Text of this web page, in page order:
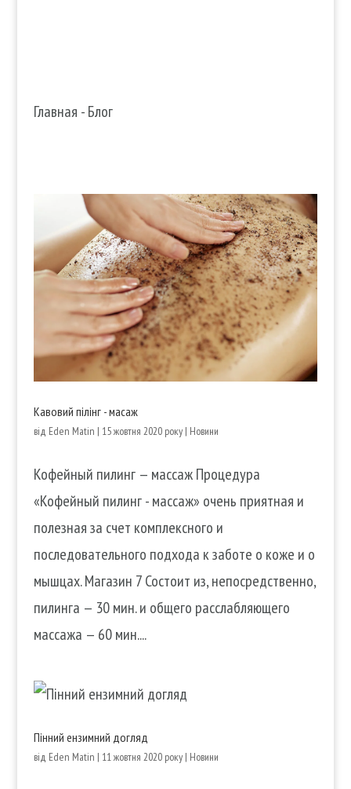
Главная -Блог
Кавовий пілінг - масаж
від Eden Matin | 15 жовтня 2020 року| Новини
Кофейный пилинг — массаж Процедура
«Кофейный пилинг - массаж» очень приятная и
полезная за счет комплексного и
последовательного подхода к заботе о коже и о
мышцах. Магазин 7 Состоит из, непосредственно,
пилинга — 30 мин. и общего расслабляющего
массажа — 60 мин....
Пінний ензимний догляд
від Eden Matin | 11 жовтня 2020 року| Новини